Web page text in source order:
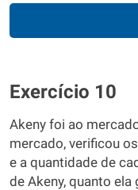
Exercício 10
Akeny foi ao
mercado, verificou
e a quantidade de
de Akeny, quanto